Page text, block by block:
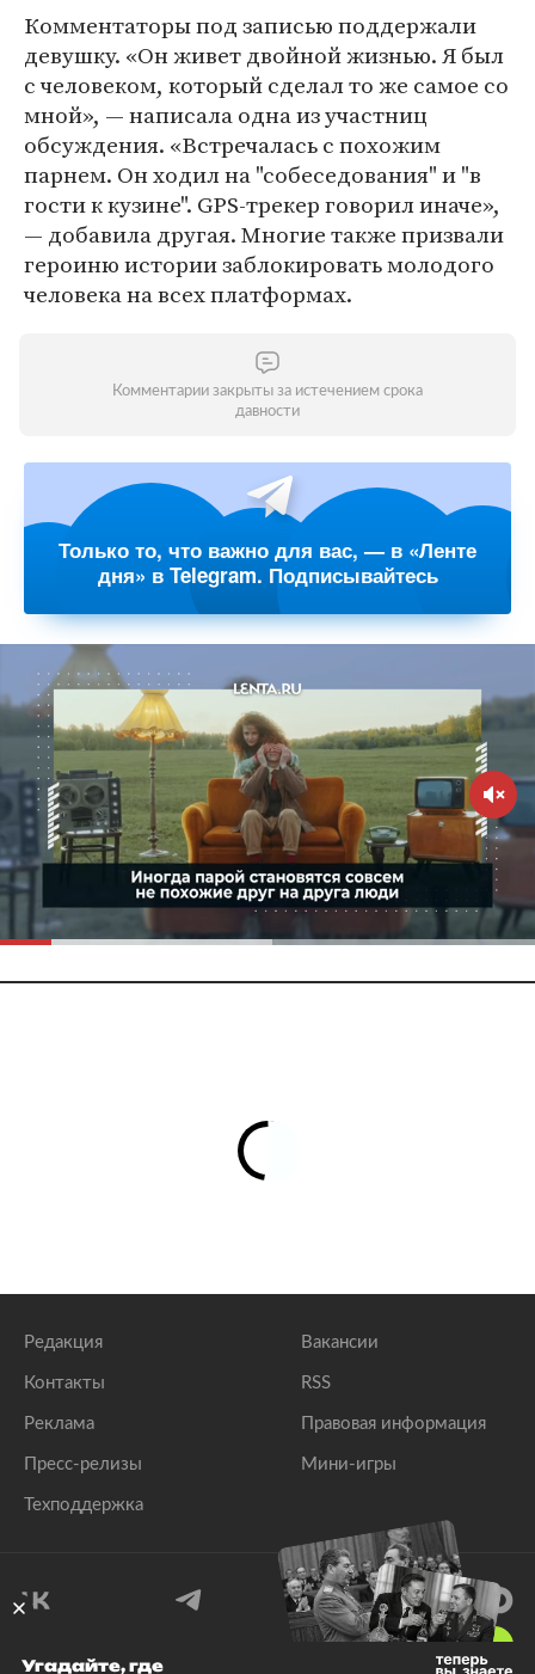
Комментаторы под записью поддержали
девушку. «Он живет двойной жизнью. Я был
с человеком, который сделал то же самое со
мной», — написала одна из участниц
обсуждения. «Встречалась с похожим
парнем. Он ходил на "собеседования" и "в
гости к кузине". GPS-трекер говорил иначе»,
— добавила другая. Многие также призвали
героиню истории заблокировать молодого
человека на всех платформах.
Комментарии закрыты за истечением срока
давности
Только то, что важно для вас, — в «Ленте
дня» в Telegram. Подписывайтесь
Редакция
Контакты
Реклама
Пресс-релизы
Техподдержка
Вакансии
RSS
Правовая информация
Мини-игры
Угадайте, где